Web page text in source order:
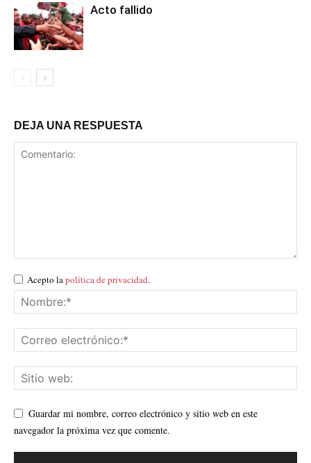
Acto fallido
DEJA UNA RESPUESTA
Acepto lapolítica de privacidad.
Guardar mi nombre, correo electrónico y sitio web en este
navegador la próxima vez que comente.